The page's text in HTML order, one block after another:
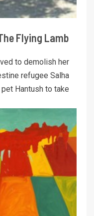
Flying Lamb
to demolish her
refugee Salha
Hantush to take...